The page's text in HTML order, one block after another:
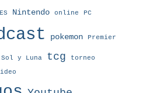
Nintendo online PC
pokemon Premier
Sol y Luna tcg torneo